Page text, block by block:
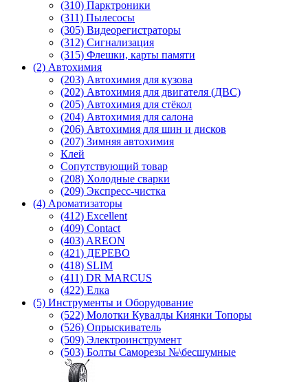
(310) Парктроники
(311) Пылесосы
(305) Видеорегистраторы
(312) Сигнализация
(315) Флешки, карты памяти
(2) Автохимия
(203) Автохимия для кузова
(202) Автохимия для двигателя (ДВС)
(205) Автохимия для стёкол
(204) Автохимия для салона
(206) Автохимия для шин и дисков
(207) Зимняя автохимия
Клей
Сопутствующий товар
(208) Холодные сварки
(209) Экспреcс-чистка
(4) Ароматизаторы
(412) Excellent
(409) Contact
(403) AREON
(421) ДЕРЕВО
(418) SLIM
(411) DR MARCUS
(422) Елка
(5) Инструменты и Оборудование
(522) Молотки Кувалды Киянки Топоры
(526) Опрыскиватель
(509) Электроинструмент
(503) Болты Саморезы №\бесшумные